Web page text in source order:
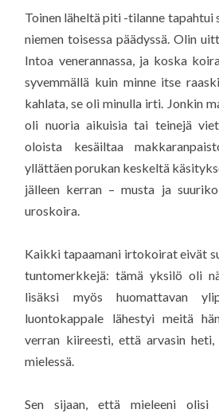
Toinen läheltä piti -tilanne tapahtui
niemen toisessa päädyssä. Olin
Intoa venerannassa, ja koska
syvemmällä kuin minne itse
kahlata, se oli minulla irti. Jonkin
oli nuoria aikuisia tai teinejä
oloista kesäiltaa
yllättäen porukan keskeltä
jälleen kerran – musta ja
uroskoira.
Kaikki tapaamani irtokoirat eivät
tuntomerkkejä: tämä yksilö oli
lisäksi myös huomattavan
luontokappale lähestyi meitä
verran kiireesti, että arvasin
mielessä.
Sen sijaan, että mieleeni olisi